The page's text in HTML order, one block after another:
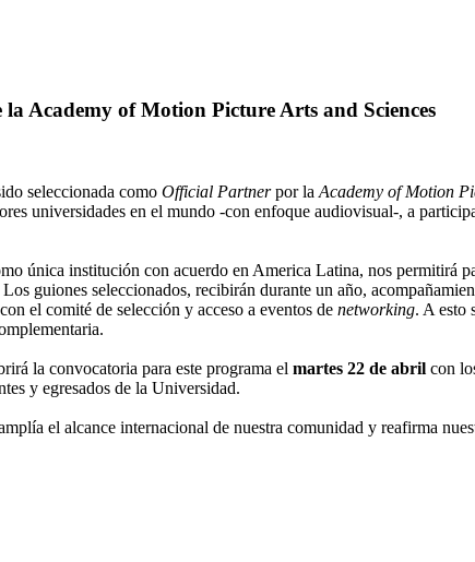
Academy of Motion Picture Arts and Sciences
seleccionada como Official Partnerpor la Academy of Motion
universidades en el mundo -con enfoque audiovisual-, a
única institución con acuerdo en America Latina, nos permitirá
guiones seleccionados, recibirán durante un año,
el comité de selección y acceso a eventos de networking. A esto
la convocatoria para este programa el martes 22 de abril con
y egresados de la Universidad.
el alcance internacional de nuestra comunidad y reafirma